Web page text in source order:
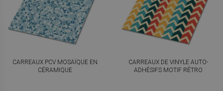
CARREAUX PCV MOSAÏQUE EN
CÉRAMIQUE
CARREAUX DE VINYLE AUTO-
ADHÉSIFS MOTIF RÉTRO